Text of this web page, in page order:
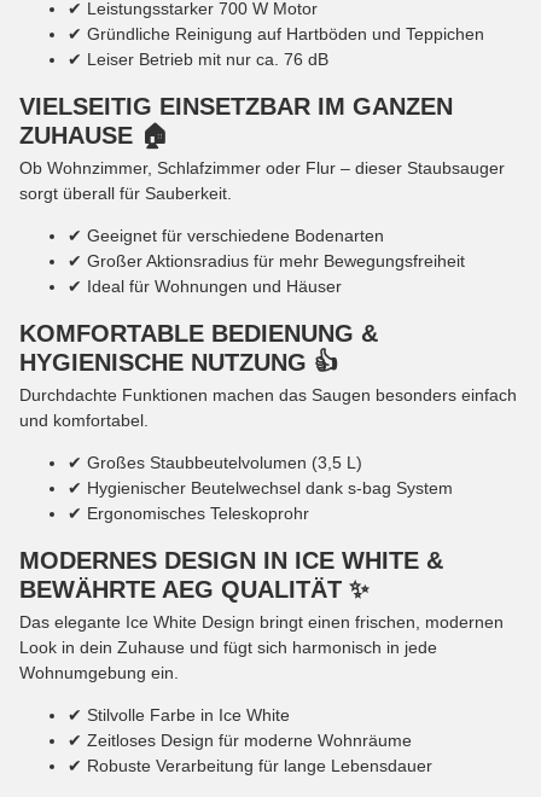
✔ Leistungsstarker 700 W Motor
✔ Gründliche Reinigung auf Hartböden und Teppichen
✔ Leiser Betrieb mit nur ca. 76 dB
VIELSEITIG EINSETZBAR IM GANZEN
ZUHAUSE 🏠
Ob Wohnzimmer, Schlafzimmer oder Flur – dieser Staubsauger
sorgt überall für Sauberkeit.
✔ Geeignet für verschiedene Bodenarten
✔ Großer Aktionsradius für mehr Bewegungsfreiheit
✔ Ideal für Wohnungen und Häuser
KOMFORTABLE BEDIENUNG &
HYGIENISCHE NUTZUNG 👍
Durchdachte Funktionen machen das Saugen besonders einfach
und komfortabel.
✔ Großes Staubbeutelvolumen (3,5 L)
✔ Hygienischer Beutelwechsel dank s-bag System
✔ Ergonomisches Teleskoprohr
MODERNES DESIGN IN ICE WHITE &
BEWÄHRTE AEG QUALITÄT ✨
Das elegante Ice White Design bringt einen frischen, modernen
Look in dein Zuhause und fügt sich harmonisch in jede
Wohnumgebung ein.
✔ Stilvolle Farbe in Ice White
✔ Zeitloses Design für moderne Wohnräume
✔ Robuste Verarbeitung für lange Lebensdauer